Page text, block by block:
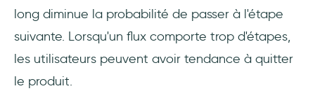
long diminue la probabilité de passer à l'étape
suivante. Lorsqu'un flux comporte trop d'étapes,
les utilisateurs peuvent avoir tendance à quitter
le produit.